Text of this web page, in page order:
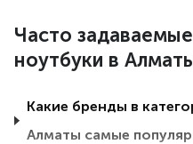
Часто
ноутбуки в
Какие бренды в
Алматы самые